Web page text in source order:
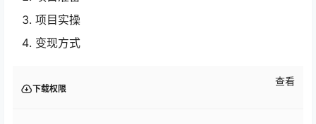
项目实操
变现方式
下载权限
查看